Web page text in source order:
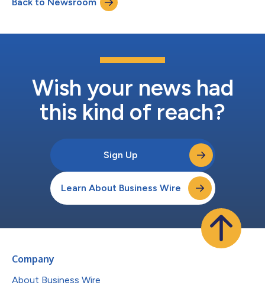
op 6 oktober 2026 om 20.00 uur. De race van d...
Wish your news had
this kind of reach?
Sign Up
Learn About Business Wire
Company
About Business Wire